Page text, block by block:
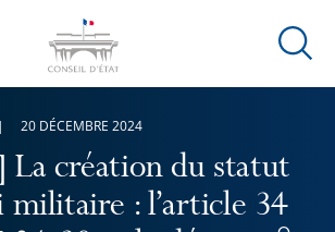
Ouvrir
La création du statut
militaire : l’article 34
20 DÉCEMBRE 2024